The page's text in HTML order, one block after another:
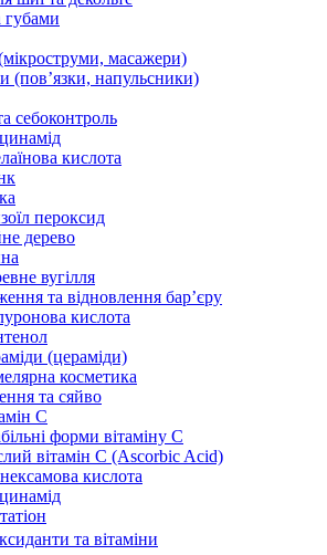
губами
масажери)
(повʼязки, напульсники)
себоконтроль
кислота
пероксид
дерево
вугілля
та відновлення бар’єру
кислота
(цераміди)
косметика
та сяйво
С
форми вітаміну С
вітамін С (Ascorbic Acid)
кислота
та вітаміни